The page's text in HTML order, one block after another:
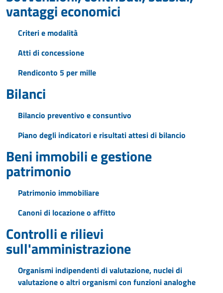
vantaggi economici
Criteri e modalità
Atti di concessione
Rendiconto 5 per mille
Bilanci
Bilancio preventivo e consuntivo
Piano degli indicatori e risultati attesi di bilancio
Beni immobili e gestione
patrimonio
Patrimonio immobiliare
Canoni di locazione o affitto
Controlli e rilievi
sull'amministrazione
Organismi indipendenti di valutazione, nuclei di
valutazione o altri organismi con funzioni analoghe